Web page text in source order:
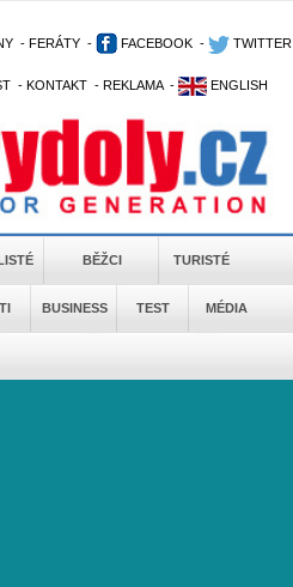
- FERÁTY - FACEBOOK - TWITTER
- KONTAKT - REKLAMA - ENGLISH
BĚŽCI TURISTÉ
BUSINESS TEST MÉDIA